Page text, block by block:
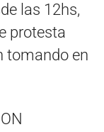
las 12hs,
protesta
tomando en